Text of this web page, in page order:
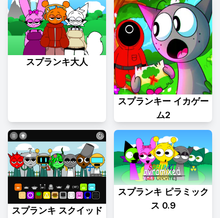
スプランキ大人
スプランキー イカゲー
ム2
スプランキ スクイッド
スプランキ ピラミック
ス 0.9